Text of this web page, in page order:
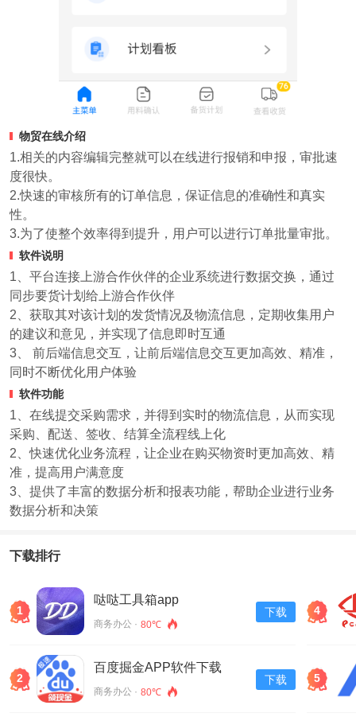
物贸在线介绍
1.相关的内容编辑完整就可以在线进行报销和申报，审批速
度很快。
2.快速的审核所有的订单信息，保证信息的准确性和真实
性。
3.为了使整个效率得到提升，用户可以进行订单批量审批。
软件说明
1、平台连接上游合作伙伴的企业系统进行数据交换，通过
同步要货计划给上游合作伙伴
2、获取其对该计划的发货情况及物流信息，定期收集用户
的建议和意见，并实现了信息即时互通
3、 前后端信息交互，让前后端信息交互更加高效、精准，
同时不断优化用户体验
软件功能
1、在线提交采购需求，并得到实时的物流信息，从而实现
采购、配送、签收、结算全流程线上化
2、快速优化业务流程，让企业在购买物资时更加高效、精
准，提高用户满意度
3、提供了丰富的数据分析和报表功能，帮助企业进行业务
数据分析和决策
下载排行
1
哒哒工具箱app
商务办公 · 80℃
下载
2
百度掘金APP软件下载
商务办公 · 80℃
下载
4
5